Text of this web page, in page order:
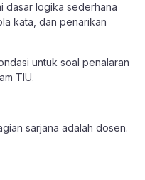
dasar logika sederhana
kata, dan penarikan
untuk soal penalaran
TIU.
sarjana adalah dosen.